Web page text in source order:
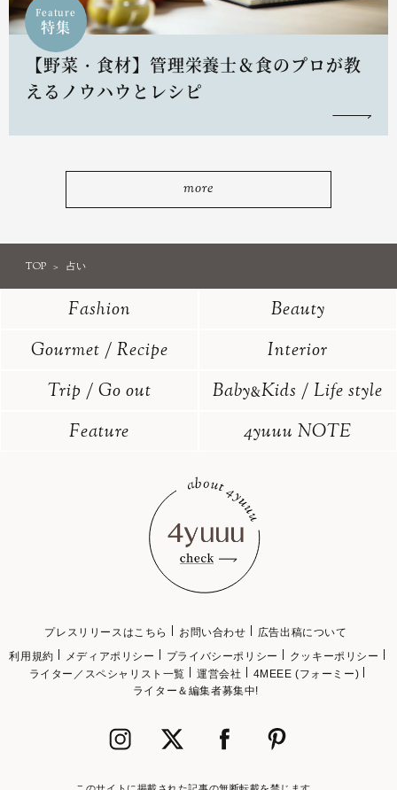
Feature
特集
【野菜・食材】管理栄養士＆食のプロが教
えるノウハウとレシピ
more
TOP 占い
Fashion
Beauty
Gourmet / Recipe
Interior
Trip / Go out
Baby&Kids / Life style
Feature
4yuuu NOTE
プレスリリースはこちら お問い合わせ
広告出稿について
利用規約
メディアポリシー プライバシーポリシー
クッキーポリシー
ライター／スペシャリスト一覧
運営会社
4MEEE (フォーミー)
ライター＆編集者募集中!